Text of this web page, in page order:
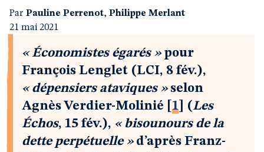
Par Pauline Perrenot, Philippe Merlant
21 mai 2021
« Économistes égarés »pour
François Lenglet (LCI, 8 fév.),
« dépensiers ataviques »selon
Agnès Verdier-Molinié
1 (Les
Échos, 15 fév.), « bisounours de la
dette perpétuelle »d’après Franz-